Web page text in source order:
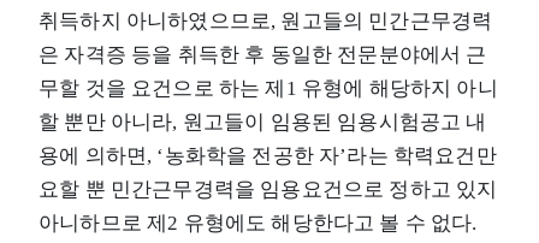
취득하지 아니하였으므로, 원고들의 민간근무경력
은 자격증 등을 취득한 후 동일한 전문분야에서 근
무할 것을 요건으로 하는 제1 유형에 해당하지 아니
할 뿐만 아니라, 원고들이 임용된 임용시험공고 내
용에 의하면, ‘농화학을 전공한 자’라는 학력요건만
요할 뿐 민간근무경력을 임용요건으로 정하고 있지
아니하므로 제2 유형에도 해당한다고 볼 수 없다.